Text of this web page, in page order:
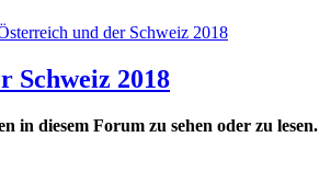
und der Schweiz 2018
Schweiz 2018
in diesem Forum zu sehen oder zu lesen.